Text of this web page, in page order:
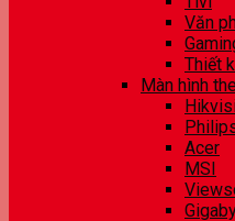
Văn
Thiết
Màn hình
Acer
MSI